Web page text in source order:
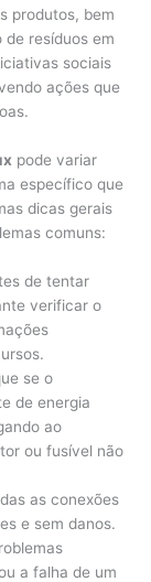
produtos, bem
resíduos em
sociais
ações que
pode variar
específico que
dicas gerais
comuns:
de tentar
verificar o
se o
de energia
ao
ou fusível não
as conexões
e sem danos.
a falha de um